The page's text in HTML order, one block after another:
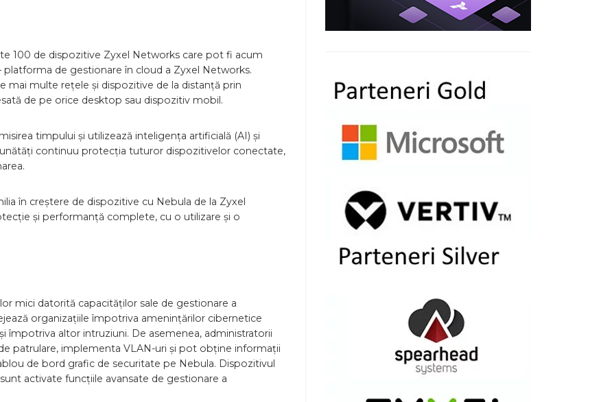
100 de dispozitive Zyxel Networks care pot fi acum
platforma de gestionare în cloud a Zyxel Networks.
mai multe rețele și dispozitive de la distanță prin
de pe orice desktop sau dispozitiv mobil.
timpului și utilizează inteligența artificială (AI) și
continuu protecția tuturor dispozitivelor conectate,
în creștere de dispozitive cu Nebula de la Zyxel
și performanță complete, cu o utilizare și o
mici datorită capacităților sale de gestionare a
organizațiile împotriva amenințărilor cibernetice
împotriva altor intruziuni. De asemenea, administratorii
patrulare, implementa VLAN-uri și pot obține informații
de bord grafic de securitate pe Nebula. Dispozitivul
activate funcțiile avansate de gestionare a